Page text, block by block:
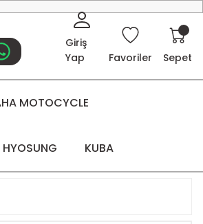
Giriş
Yap
Favoriler Sepet
MOTOCYCLE
HYOSUNG KUBA